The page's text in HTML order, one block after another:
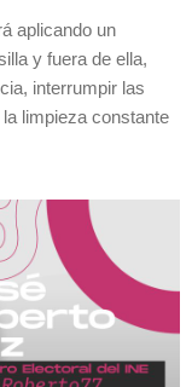
aplicando un
y fuera de ella,
interrumpir las
limpieza constante